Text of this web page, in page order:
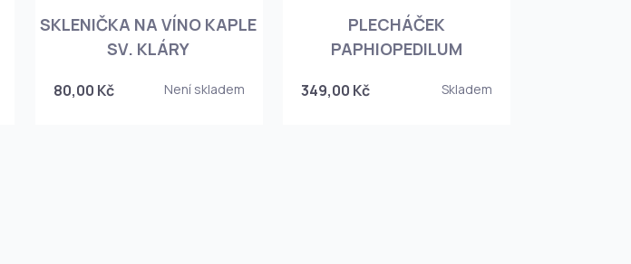
SKLENIČKA NA VÍNO KAPLE
SV. KLÁRY
80,00 Kč Není skladem
PLECHÁČEK
PAPHIOPEDILUM
349,00 Kč Skladem